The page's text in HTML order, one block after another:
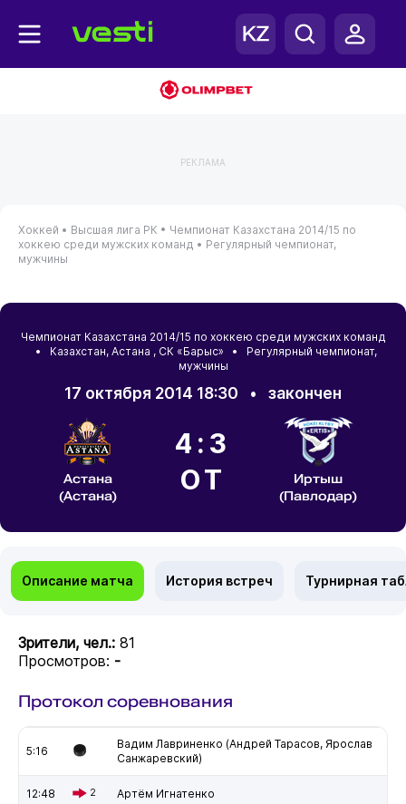
РЕКЛАМА
Хоккей • Высшая лига РК • Чемпионат Казахстана 2014/15 по
хоккею среди мужских команд • Регулярный чемпионат,
мужчины
Чемпионат Казахстана 2014/15 по хоккею среди мужских команд
• Казахстан, Астана , СК «Барыс» • Регулярный чемпионат,
мужчины
17 октября 2014 18:30 • закончен
Астана
(Астана)
4:3
ОТ
Иртыш
(Павлодар)
Описание матча История встреч Турнирная
Зрители, чел.: 81
Просмотров: -
Протокол соревнования
5:16
Вадим Лавриненко (Андрей Тарасов, Ярослав
Санжаревский)
12:48 2 Артём Игнатенко